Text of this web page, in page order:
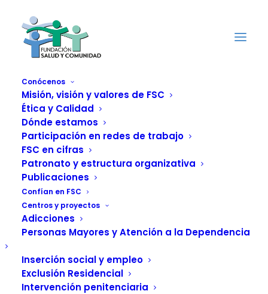
Conócenos
Misión, visión y valores de FSC
Ética y Calidad
Dónde estamos
Participación en redes de trabajo
FSC en cifras
Patronato y estructura organizativa
Publicaciones
Confían en FSC
Centros y proyectos
Adicciones
Personas Mayores y Atención a la Dependencia
Inserción social y empleo
Exclusión Residencial
Intervención penitenciaria
El creciente interés
de los psicodélicos
en la salud mental
centra las IV
Jornadas de
LasDrogas.info
15 MAYO, 2026 | INACTUALIDAD
FUNDACIÓN SALUD Y COMUNIDAD